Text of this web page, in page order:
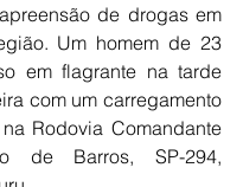
de drogas em
Um homem de 23
em flagrante na tarde
com um carregamento
Rodovia Comandante
de Barros, SP-294,